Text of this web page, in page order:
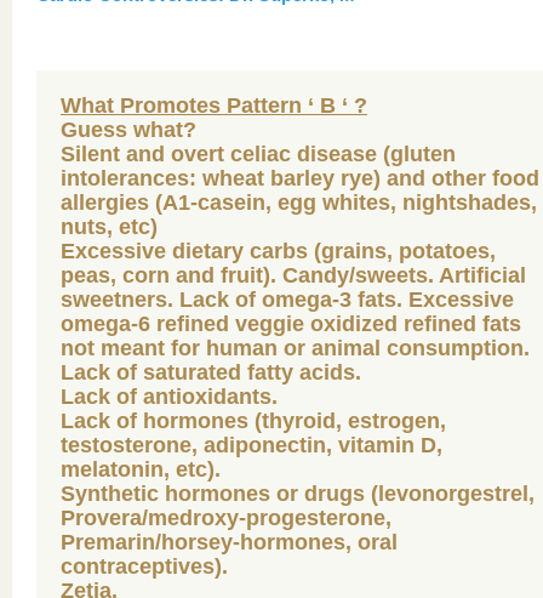
What Promotes Pattern ‘ B ‘ ?
Guess what?
Silent and overt celiac disease (gluten
intolerances: wheat barley rye) and other food
allergies (A1-casein, egg whites, nightshades,
nuts, etc)
Excessive dietary carbs (grains, potatoes,
peas, corn and fruit). Candy/sweets. Artificial
sweetners. Lack of omega-3 fats. Excessive
omega-6 refined veggie oxidized refined fats
not meant for human or animal consumption.
Lack of saturated fatty acids.
Lack of antioxidants.
Lack of hormones (thyroid, estrogen,
testosterone, adiponectin, vitamin D,
melatonin, etc).
Synthetic hormones or drugs (levonorgestrel,
Provera/medroxy-progesterone,
Premarin/horsey-hormones, oral
contraceptives).
Zetia.